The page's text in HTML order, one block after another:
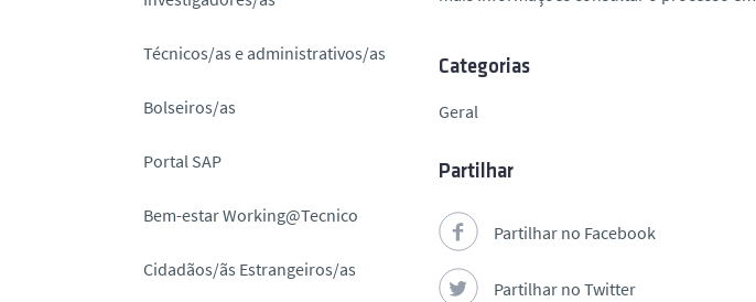
Técnicos/as e administrativos/as
Bolseiros/as
Portal SAP
Bem-estar Working@Tecnico
Cidadãos/ãs Estrangeiros/as
Categorias
Geral
Partilhar
Partilhar no Facebook
Partilhar no Twitter